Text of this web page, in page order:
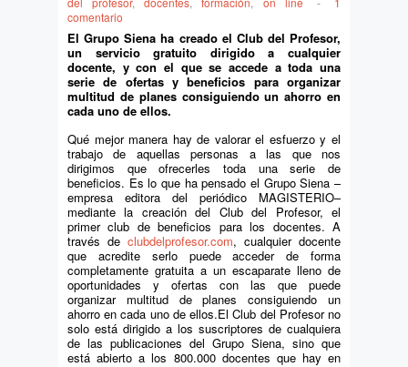
comentario
El Grupo Siena ha creado el Club del Profesor,
un servicio gratuito dirigido a cualquier
docente, y con el que se accede a toda una
serie de ofertas y beneficios para organizar
multitud de planes consiguiendo un ahorro en
cada uno de ellos.
Qué mejor manera hay de valorar el esfuerzo y el
trabajo de aquellas personas a las que nos
dirigimos que ofrecerles toda una serie de
beneficios. Es lo que ha pensado el Grupo Siena –
empresa editora del periódico MAGISTERIO–
mediante la creación del Club del Profesor, el
primer club de beneficios para los docentes. A
través de clubdelprofesor.com, cualquier docente
que acredite serlo puede acceder de forma
completamente gratuita a un escaparate lleno de
oportunidades y ofertas con las que puede
organizar multitud de planes consiguiendo un
ahorro en cada uno de ellos.El Club del Profesor no
solo está dirigido a los suscriptores de cualquiera
de las publicaciones del Grupo Siena, sino que
está abierto a los 800.000 docentes que hay en